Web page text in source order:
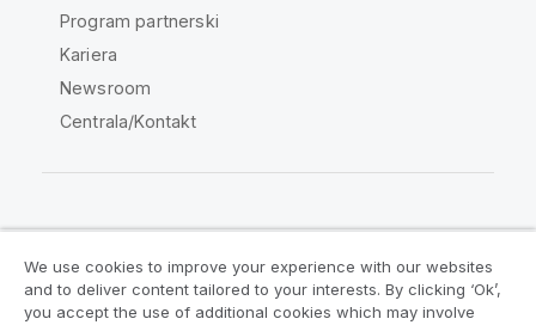
Program partnerski
Kariera
Newsroom
Centrala/Kontakt
Umowy prawne Warunki produktu
We use cookies to improve your experience with our websites
and to deliver content tailored to your interests. By clicking ‘Ok’,
you accept the use of additional cookies which may involve